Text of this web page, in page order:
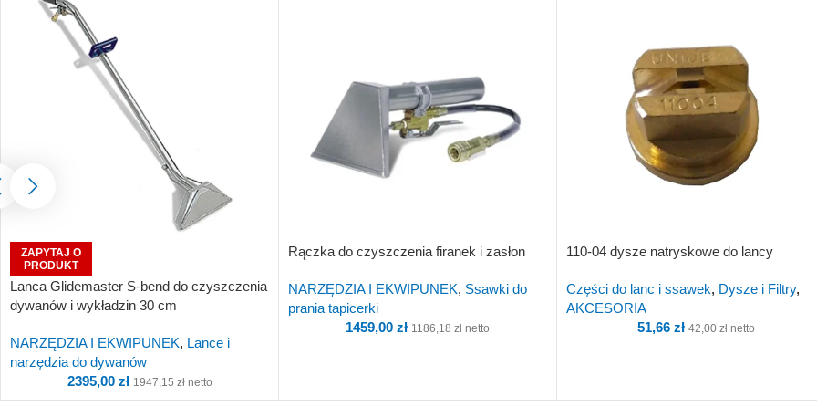
ZAPYTAJ O
PRODUKT
Lanca Glidemaster S-bend do czyszczenia
dywanów i wykładzin 30 cm
NARZĘDZIA I EKWIPUNEK, Lance i
narzędzia do dywanów
2395,00 zł 1947,15 złnetto
Rączka do czyszczenia firanek i zasłon
NARZĘDZIA I EKWIPUNEK, Ssawki do
prania tapicerki
1459,00 zł 1186,18 zł netto
110-04 dysze natryskowe do lancy
Części do lanc i ssawek, Dysze i Filtry,
AKCESORIA
51,66 zł 42,00 złnetto